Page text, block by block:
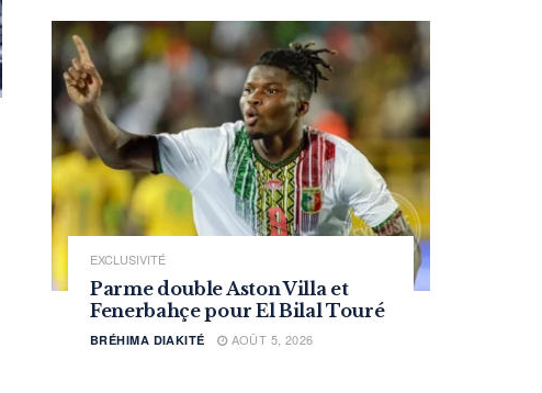
EXCLUSIVITÉ
Parme double Aston Villa et
Fenerbahçe pour El Bilal Touré
BRÉHIMA DIAKITÉ AOÛT 5, 2026